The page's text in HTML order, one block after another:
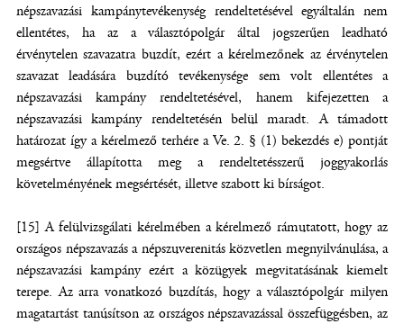
népszavazási kampánytevékenység rendeltetésével egyáltalán nem
ellentétes, ha az a választópolgár által jogszerűen leadható
érvénytelen szavazatra buzdít, ezért a kérelmezőnek az érvénytelen
szavazat leadására buzdító tevékenysége sem volt ellentétes a
népszavazási kampány rendeltetésével, hanem kifejezetten a
népszavazási kampány rendeltetésén belül maradt. A támadott
határozat így a kérelmező terhére a Ve. 2. § (1) bekezdés e) pontját
megsértve állapította meg a rendeltetésszerű joggyakorlás
követelményének megsértését, illetve szabott ki bírságot.
[15] A felülvizsgálati kérelmében a kérelmező rámutatott, hogy az
országos népszavazás a népszuverenitás közvetlen megnyilvánulása, a
népszavazási kampány ezért a közügyek megvitatásának kiemelt
terepe. Az arra vonatkozó buzdítás, hogy a választópolgár milyen
magatartást tanúsítson az országos népszavazással összefüggésben, az